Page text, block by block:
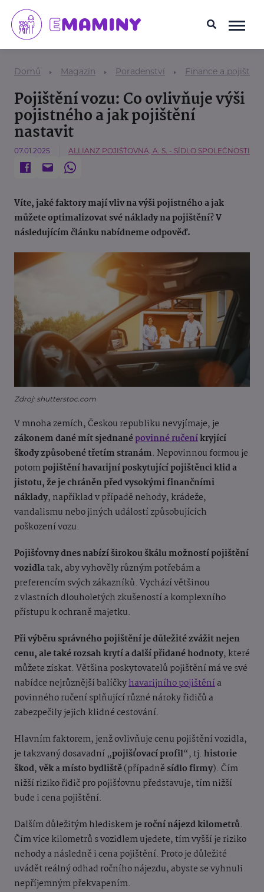
Domů Magazín Poradenství Finance a pojištění
Pojištění vozu: Co ovlivňuje výši
pojistného a jak pojištění
nastavit
07.01.2025 ALLIANZ POJIŠŤOVNA, A. S. - SÍDLO SPOLEČNOSTI
Víte, jaké faktory mají vliv na výši pojistného a jak
můžete optimalizovat své náklady na pojištění? V
následujícím článku nabídneme odpověď.
Zdroj: shutterstoc.com
V mnoha zemích, Českou republiku nevyjímaje, je
zákonem dané mít sjednanépovinné ručeníkryjící
škody způsobené třetím stranám. Nepovinnou formou je
potompojištění havarijní poskytující pojištěnci klid a
jistotu, že je chráněn před vysokými finančními
náklady, například v případě nehody, krádeže,
vandalismu nebo jiných událostí způsobujících
poškození vozu.
Pojišťovny dnes nabízí širokou škálu možností pojištění
vozidlatak, aby vyhověly různým potřebám a
preferencím svých zákazníků. Vychází většinou
z vlastních dlouholetých zkušeností a komplexního
přístupu k ochraně majetku.
Při výběru správného pojištění je důležité zvážit nejen
cenu, ale také rozsah krytí a další přidané hodnoty, které
můžete získat. Většina poskytovatelů pojištění má ve své
nabídce nejrůznější balíčkyhavarijního pojištěnía
povinného ručení splňující různé nároky řidičů a
zabezpečily jejich klidné cestování.
Hlavním faktorem, jenž ovlivňuje cenu pojištění vozidla,
je takzvaný dosavadní „pojišťovací profil“, tj. historie
škod,věkamísto bydliště(případně sídlo firmy). Čím
nižší riziko řidič pro pojišťovnu představuje, tím nižší
bude i cena pojištění.
Dalším důležitým hlediskem jeroční nájezd kilometrů.
Čím více kilometrů s vozidlem ujedete, tím vyšší je riziko
nehody a následně i cena pojištění. Proto je důležité
uvádět reálný odhad ročního nájezdu, abyste se vyhnuli
nepříjemným překvapením.